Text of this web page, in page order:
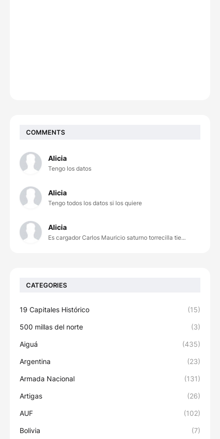
COMMENTS
Alicia
Tengo los datos
Alicia
Tengo todos los datos si los quiere
Alicia
Es cargador Carlos Mauricio saturno torrecilla tie...
CATEGORIES
19 Capitales Histórico (15)
500 millas del norte (3)
Aiguá (435)
Argentina (23)
Armada Nacional (131)
Artigas (26)
AUF (102)
Bolivia (7)